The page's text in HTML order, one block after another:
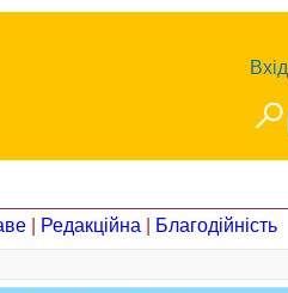
Вхід
Редакційна
Благодійність